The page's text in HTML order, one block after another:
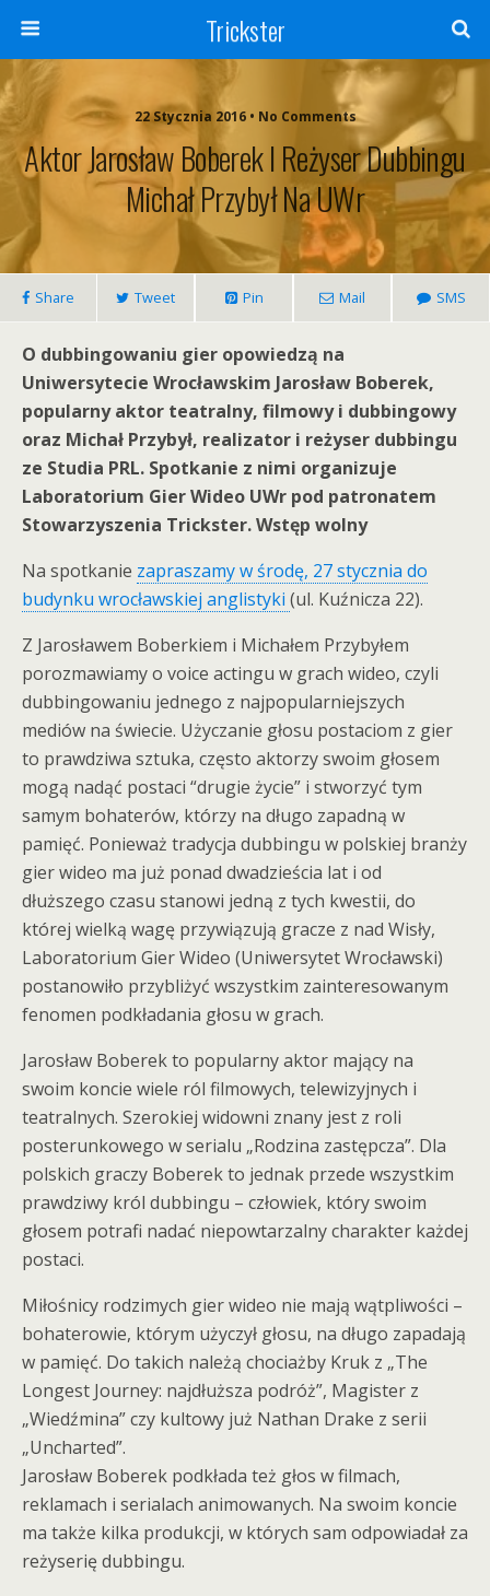
Trickster
22 Stycznia 2016 • No Comments
Aktor Jarosław Boberek I Reżyser Dubbingu
Michał Przybył Na UWr
Share Tweet Pin Mail SMS
O dubbingowaniu gier opowiedzą na
Uniwersytecie Wrocławskim Jarosław Boberek,
popularny aktor teatralny, filmowy i dubbingowy
oraz Michał Przybył, realizator i reżyser dubbingu
ze Studia PRL. Spotkanie z nimi organizuje
Laboratorium Gier Wideo UWr pod patronatem
Stowarzyszenia Trickster. Wstęp wolny
Na spotkanie zapraszamy w środę, 27 stycznia do
budynku wrocławskiej anglistyki (ul. Kuźnicza 22).
Z Jarosławem Boberkiem i Michałem Przybyłem
porozmawiamy o voice actingu w grach wideo, czyli
dubbingowaniu jednego z najpopularniejszych
mediów na świecie. Użyczanie głosu postaciom z gier
to prawdziwa sztuka, często aktorzy swoim głosem
mogą nadąć postaci “drugie życie” i stworzyć tym
samym bohaterów, którzy na długo zapadną w
pamięć. Ponieważ tradycja dubbingu w polskiej branży
gier wideo ma już ponad dwadzieścia lat i od
dłuższego czasu stanowi jedną z tych kwestii, do
której wielką wagę przywiązują gracze z nad Wisły,
Laboratorium Gier Wideo (Uniwersytet Wrocławski)
postanowiło przybliżyć wszystkim zainteresowanym
fenomen podkładania głosu w grach.
Jarosław Boberek to popularny aktor mający na
swoim koncie wiele ról filmowych, telewizyjnych i
teatralnych. Szerokiej widowni znany jest z roli
posterunkowego w serialu „Rodzina zastępcza”. Dla
polskich graczy Boberek to jednak przede wszystkim
prawdziwy król dubbingu – człowiek, który swoim
głosem potrafi nadać niepowtarzalny charakter każdej
postaci.
Miłośnicy rodzimych gier wideo nie mają wątpliwości –
bohaterowie, którym użyczył głosu, na długo zapadają
w pamięć. Do takich należą chociażby Kruk z „The
Longest Journey: najdłuższa podróż”, Magister z
„Wiedźmina” czy kultowy już Nathan Drake z serii
„Uncharted”.
Jarosław Boberek podkłada też głos w filmach,
reklamach i serialach animowanych. Na swoim koncie
ma także kilka produkcji, w których sam odpowiadał za
reżyserię dubbingu.